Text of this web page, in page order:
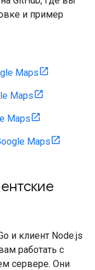
и пример
Maps
Maps
Maps
Maps
и клиент Node.js
работать с
сервере. Они